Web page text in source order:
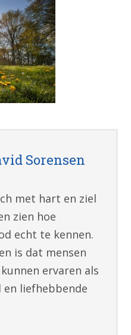
Sorensen
met hart en ziel
zien hoe
echt te kennen.
is dat mensen
ervaren als
en liefhebbende